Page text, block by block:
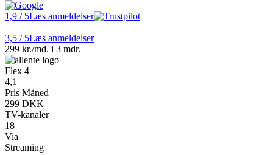
1,9 / 5Læs anmeldelser
3,5 / 5Læs anmeldelser
299 kr./md. i 3 mdr.
Flex 4
4,1
Pris Måned
299 DKK
TV-kanaler
18
Via
Streaming